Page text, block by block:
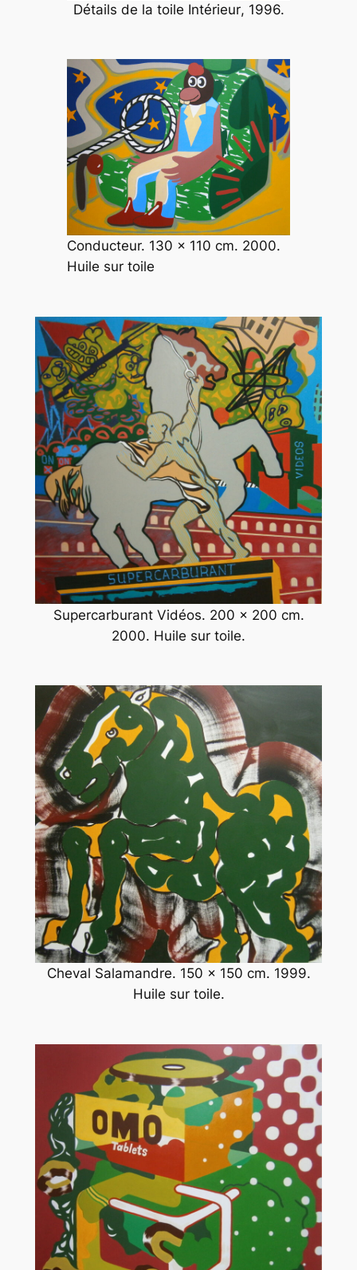
Détails de la toile Intérieur, 1996.
Conducteur. 130 x 110 cm. 2000.
Huile sur toile
Supercarburant Vidéos. 200 x 200 cm.
2000. Huile sur toile.
Cheval Salamandre. 150 x 150 cm. 1999.
Huile sur toile.